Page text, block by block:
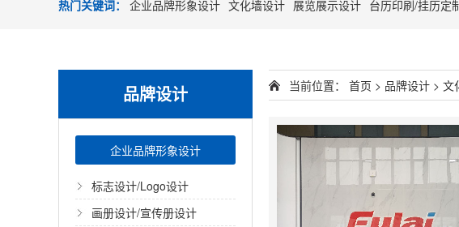
热门关键词： 企业品牌形象设计 文化墙设计 展览展示设计 台历印刷/挂历定
品牌设计
企业品牌形象设计
标志设计/Logo设计
画册设计/宣传册设计
当前位置： 首页 > 品牌设计 > 文